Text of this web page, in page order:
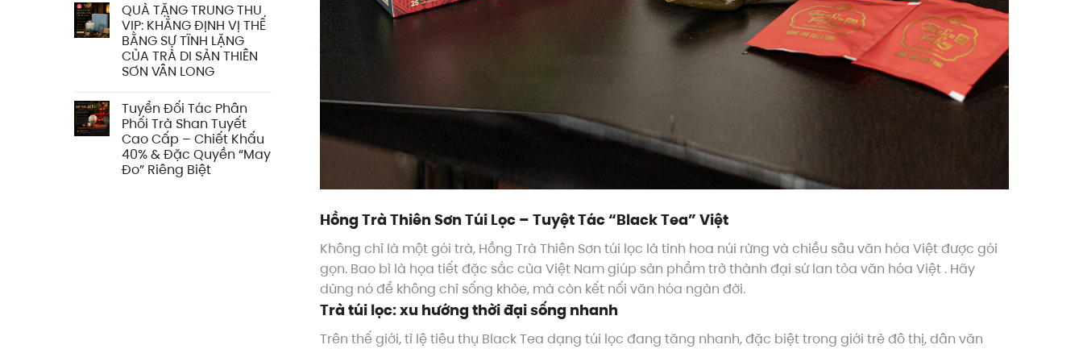
QUÀ TẶNG TRUNG THU
VIP: KHẲNG ĐỊNH VỊ THẾ
BẰNG SỰ TĨNH LẶNG
CỦA TRÀ DI SẢN THIÊN
SƠN VÂN LONG
Tuyển Đối Tác Phân
Phối Trà Shan Tuyết
Cao Cấp – Chiết Khấu
40% & Đặc Quyền “May
Đo” Riêng Biệt
Hồng Trà Thiên Sơn Túi Lọc – Tuyệt Tác “Black Tea” Việt
Không chỉ là một gói trà, Hồng Trà Thiên Sơn túi lọc là tinh hoa núi rừng và chiều sâu văn hóa Việt được gói
gọn. Bao bì là họa tiết đặc sắc của Việt Nam giúp sản phẩm trở thành đại sứ lan tỏa văn hóa Việt . Hãy
dùng nó để không chỉ sống khỏe, mà còn kết nối văn hóa ngàn đời.
Trà túi lọc: xu hướng thời đại sống nhanh
Trên thế giới, tỉ lệ tiêu thụ Black Tea dạng túi lọc đang tăng nhanh, đặc biệt trong giới trẻ đô thị, dân văn